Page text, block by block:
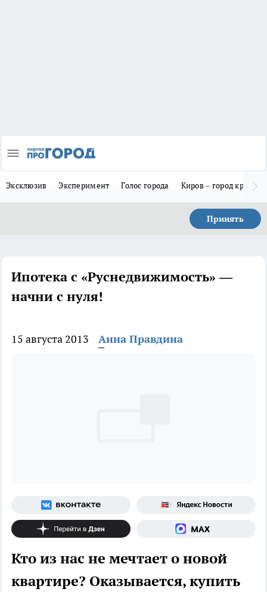
Эксклюзив Эксперимент Голос города Киров – город
Принять
Ипотека с «Руснедвижимость» —
начни с нуля!
15 августа 2013 Анна Правдина
Кто из нас не мечтает о новой
квартире? Оказывается, купить